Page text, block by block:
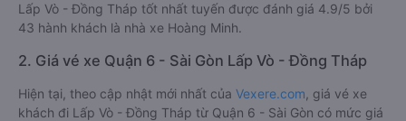
Lấp Vò - Đồng Tháp tốt nhất tuyến được đánh giá 4.9/5 bởi
43 hành khách là nhà xe Hoàng Minh.
2. Giá vé xe Quận 6 - Sài Gòn Lấp Vò - Đồng Tháp
Hiện tại, theo cập nhật mới nhất của Vexere.com , giá vé xe
khách đi Lấp Vò - Đồng Tháp từ Quận 6 - Sài Gòn có mức giá